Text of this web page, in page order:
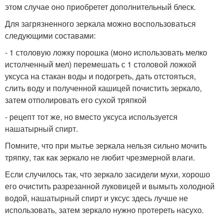
этом случае оно приобретет дополнительный блеск.
Для загрязненного зеркала можно воспользоваться
следующими составами:
- 1 столовую ложку порошка (моно использовать мелко
истолченный мел) перемешать с 1 столовой ложкой
уксуса на стакан воды и подогреть, дать отстояться,
слить воду и полученной кашицей почистить зеркало,
затем отполировать его сухой тряпкой
- рецепт тот же, но вместо уксуса используется
нашатырный спирт.
Помните, что при мытье зеркала нельзя сильно мочить
тряпку, так как зеркало не любит чрезмерной влаги.
Если случилось так, что зеркало засидели мухи, хорошо
его очистить разрезанной луковицей и вымыть холодной
водой, нашатырный спирт и уксус здесь лучше не
использовать, затем зеркало нужно протереть насухо.